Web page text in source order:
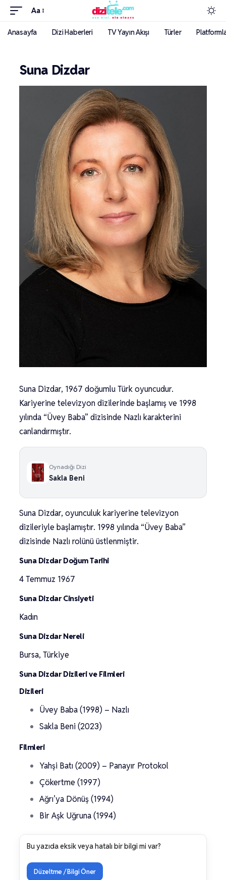
Aa
Anasayfa Dizi Haberleri TV Yayın Akışı Türler
Suna Dizdar
Suna Dizdar, 1967 doğumlu Türk oyuncudur.
Kariyerine televizyon dizilerinde başlamış ve 1998
yılında “Üvey Baba” dizisinde Nazlı karakterini
canlandırmıştır.
Oynadığı Dizi
Sakla Beni
Suna Dizdar, oyunculuk kariyerine televizyon
dizileriyle başlamıştır. 1998 yılında “Üvey Baba”
dizisinde Nazlı rolünü üstlenmiştir.
Suna Dizdar Doğum Tarihi
4 Temmuz 1967
Suna Dizdar Cinsiyeti
Kadın
Suna Dizdar Nereli
Bursa, Türkiye
Suna Dizdar Dizileri ve Filmleri
Dizileri
Üvey Baba (1998) – Nazlı
Sakla Beni (2023)
Filmleri
Yahşi Batı (2009) – Panayır Protokol
Çökertme (1997)
Ağrı’ya Dönüş (1994)
Bir Aşk Uğruna (1994)
Bu yazıda eksik veya hatalı bir bilgi mi var?
Düzeltme / Bilgi Öner